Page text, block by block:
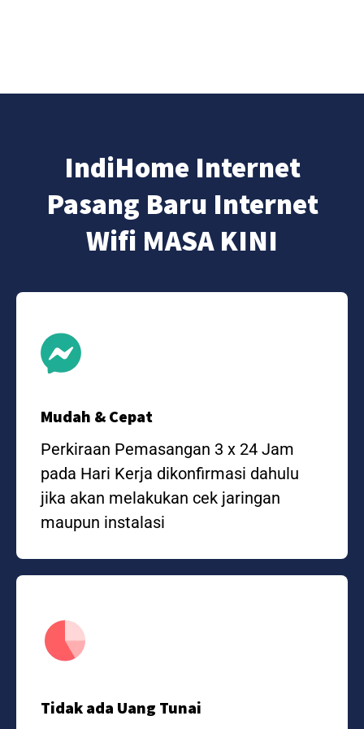
IndiHome Internet
Pasang Baru Internet
Wifi MASA KINI
Mudah & Cepat
Perkiraan Pemasangan 3 x 24 Jam
pada Hari Kerja dikonfirmasi dahulu
jika akan melakukan cek jaringan
maupun instalasi
Tidak ada Uang Tunai